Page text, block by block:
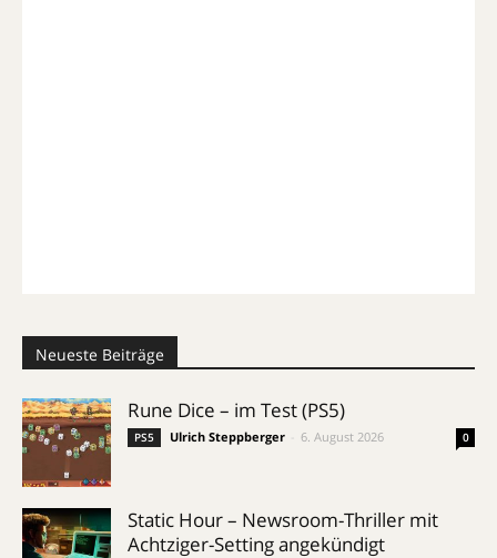
Neueste Beiträge
Rune Dice – im Test (PS5)
PS5 Ulrich Steppberger 6. August 2026 0
Static Hour – Newsroom-Thriller mit
Achtziger-Setting angekündigt